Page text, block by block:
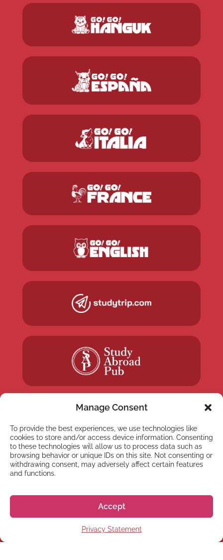
Manage Consent
To provide the best experiences, we use technologies like
cookies to store and/or access device information. Consenting
to these technologies will allow us to process data such as
browsing behavior or unique IDs on this site. Not consenting or
withdrawing consent, may adversely affect certain features
and functions.
Accept
Privacy Statement
NEWSLETTER
Registrati alla nostra
Newsletter
Registrati